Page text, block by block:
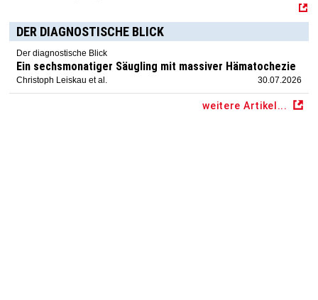
DER DIAGNOSTISCHE BLICK
Der diagnostische Blick
Ein sechsmonatiger Säugling mit massiver Hämatochezie
Christoph Leiskau et al. 30.07.2026
weitere Artikel...